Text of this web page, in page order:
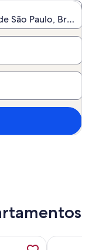
São Paulo, Brasil
Condomínio
Mais